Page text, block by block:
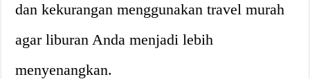
dan kekurangan menggunakan travel murah
agar liburan Anda menjadi lebih
menyenangkan.